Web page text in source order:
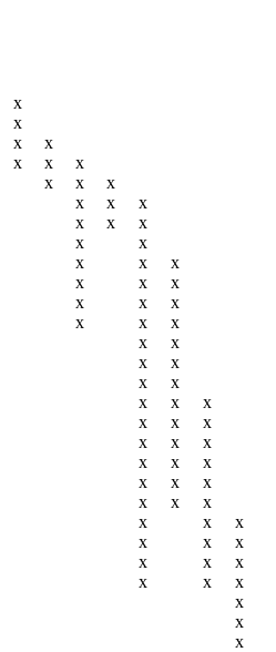
х
х
х
х
х х
х
х х
х
х х
х
х х
х
х
х
х х
х
х х
х
х х
х
х х
х
х
х
х
х
х
х
х х
х
х х
х
х х
х
х х
х
х х
х
х х
х
х х
х
х х
х
х х
х
х х
х
х
х
х